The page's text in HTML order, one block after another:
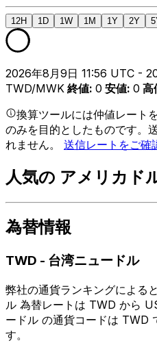
12H 1D 1W 1M 1Y 2Y
2026年8月9日 11:56 UTC -
TWD/MWK 終値: 0 安値: 0 高
換算ツールには仲値レート
のみを目的としたものです。
れません。 送信レートをご確
人気の アメリカド
為替情報
TWD - 台湾ニュードル
弊社の通貨ランキングによる
ル 為替レートは TWD から
ードル の通貨コードは TWD
す。